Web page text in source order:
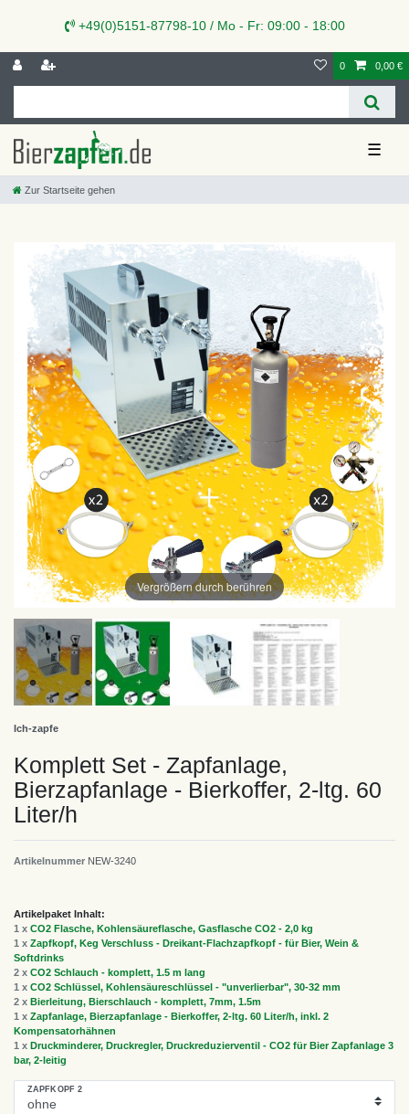
+49(0)5151-87798-10 / Mo - Fr: 09:00 - 18:00
0 0,00 €
☰
Zur Startseite gehen
Vergrößern durch berühren
Ich-zapfe
Komplett Set - Zapfanlage,
Bierzapfanlage - Bierkoffer, 2-ltg. 60
Liter/h
Artikelnummer NEW-3240
Artikelpaket Inhalt:
1 x CO2 Flasche, Kohlensäureflasche, Gasflasche CO2 - 2,0 kg
1 x Zapfkopf, Keg Verschluss - Dreikant-Flachzapfkopf - für Bier, Wein &
Softdrinks
2 x CO2 Schlauch - komplett, 1.5 m lang
1 x CO2 Schlüssel, Kohlensäureschlüssel - "unverlierbar", 30-32 mm
2 x Bierleitung, Bierschlauch - komplett, 7mm, 1.5m
1 x Zapfanlage, Bierzapfanlage - Bierkoffer, 2-ltg. 60 Liter/h, inkl. 2
Kompensatorhähnen
1 x Druckminderer, Druckregler, Druckreduzierventil - CO2 für Bier Zapfanlage 3
bar, 2-leitig
ZAPFKOPF 2